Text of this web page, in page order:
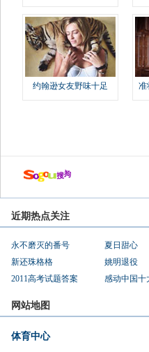
约翰逊女友野味十足 准
近期热点关注
永不磨灭的番号 夏日甜心
新还珠格格
姚明退役
2011高考试题答案
感动中国十
网站地图
体育中心